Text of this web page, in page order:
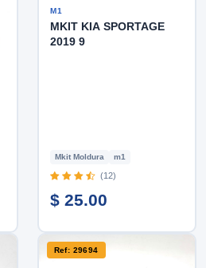
M1
MKIT KIA SPORTAGE
2019 9
Mkit Moldura m1
(12)
$ 25.00
Ref: 29694